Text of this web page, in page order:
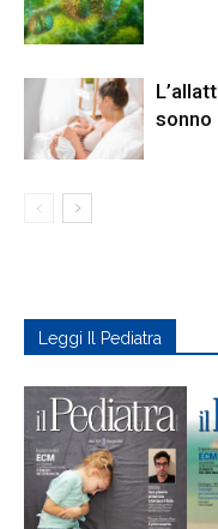
sonno
Leggi Il Pediatra